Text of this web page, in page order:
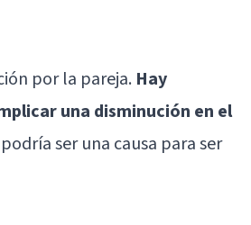
por la pareja. Hay
una disminución en el
ser una causa para ser